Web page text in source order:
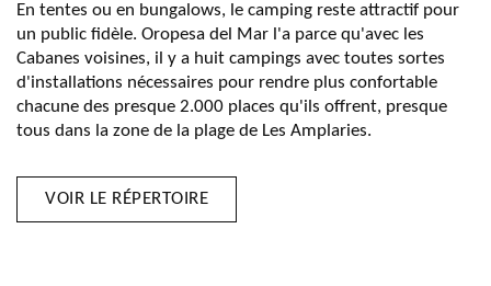
En tentes ou en bungalows, le camping reste attractif pour
un public fidèle. Oropesa del Mar l'a parce qu'avec les
Cabanes voisines, il y a huit campings avec toutes sortes
d'installations nécessaires pour rendre plus confortable
chacune des presque 2.000 places qu'ils offrent, presque
tous dans la zone de la plage de Les Amplaries.
VOIR LE RÉPERTOIRE